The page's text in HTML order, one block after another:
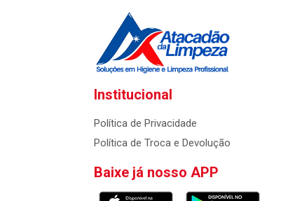
Institucional
Política de Privacidade
Política de Troca e Devolução
Baixe já nosso APP